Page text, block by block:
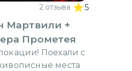
2 отзыва 5
Мартвили +
Прометея
Поехали с
места